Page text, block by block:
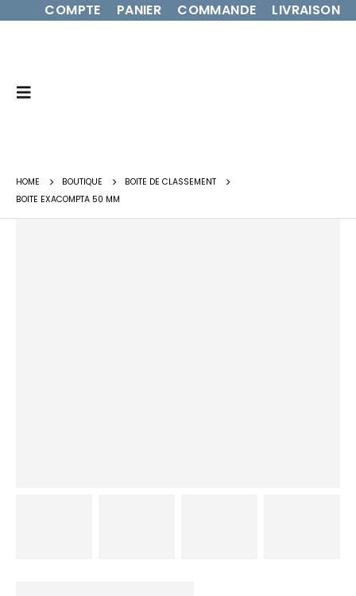
COMPTE PANIER COMMANDE LIVRAISON
HOME BOUTIQUE
BOITE DE CLASSEMENT
BOITE EXACOMPTA 50 MM